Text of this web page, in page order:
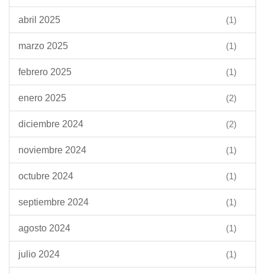
abril 2025 (1)
marzo 2025 (1)
febrero 2025 (1)
enero 2025 (2)
diciembre 2024 (2)
noviembre 2024 (1)
octubre 2024 (1)
septiembre 2024 (1)
agosto 2024 (1)
julio 2024 (1)